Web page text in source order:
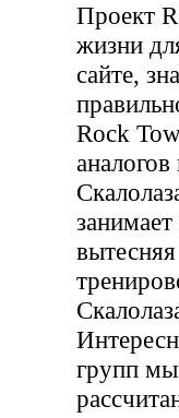
Проект
жизни
сайте,
Rock
групп